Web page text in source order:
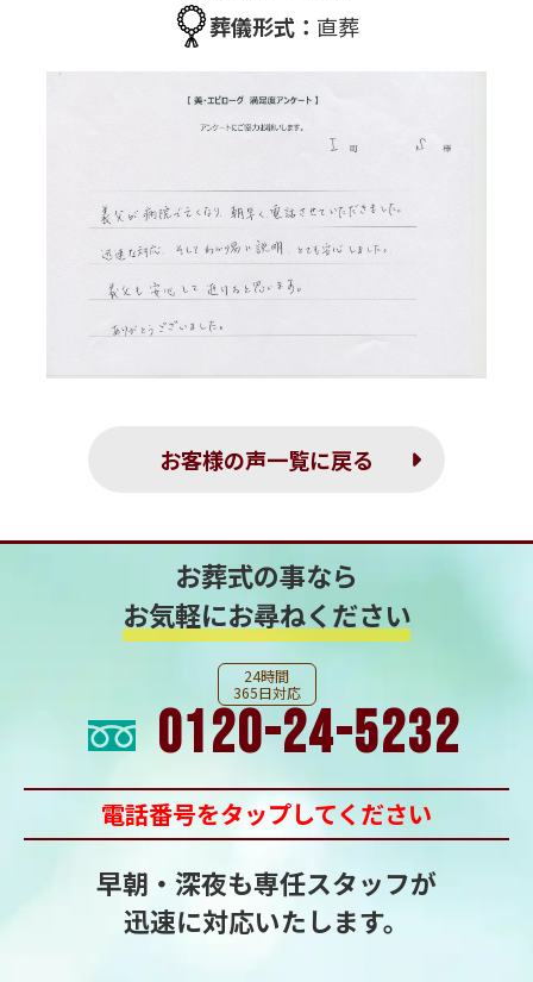
葬儀形式： 直葬
お客様の声一覧に戻る
お葬式の事なら
お気軽にお尋ねください
24時間
365日対応
0120-24-5232
電話番号をタップしてください
早朝・深夜も専任スタッフが
迅速に対応いたします。